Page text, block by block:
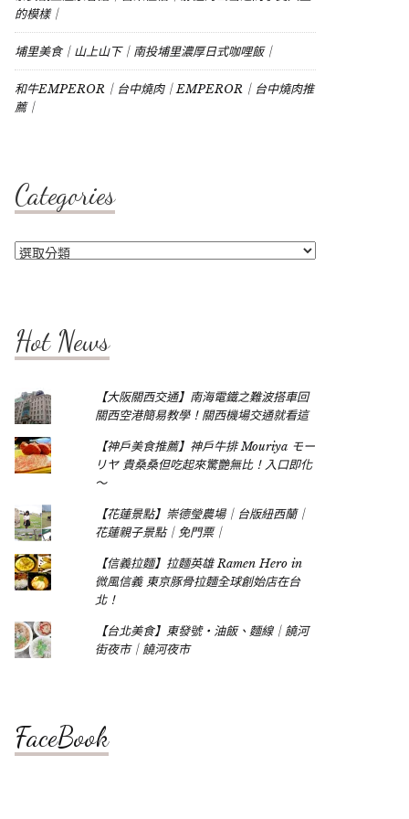
的模樣｜
埔里美食｜山上山下｜南投埔里濃厚日式咖哩飯｜
和牛EMPEROR｜台中燒肉｜EMPEROR｜台中燒肉推
薦｜
Categories
Categories
Hot News
【大阪關西交通】南海電鐵之難波搭車回
關西空港簡易教學！關西機場交通就看這
【神戶美食推薦】神戶牛排 Mouriya モー
リヤ 貴桑桑但吃起來驚艷無比！入口即化
～
【花蓮景點】崇德瑩農場｜台版紐西蘭｜
花蓮親子景點｜免門票｜
【信義拉麵】拉麵英雄 Ramen Hero in
微風信義 東京豚骨拉麵全球創始店在台
北！
【台北美食】東發號‧油飯、麵線｜饒河
街夜市｜饒河夜市
FaceBook